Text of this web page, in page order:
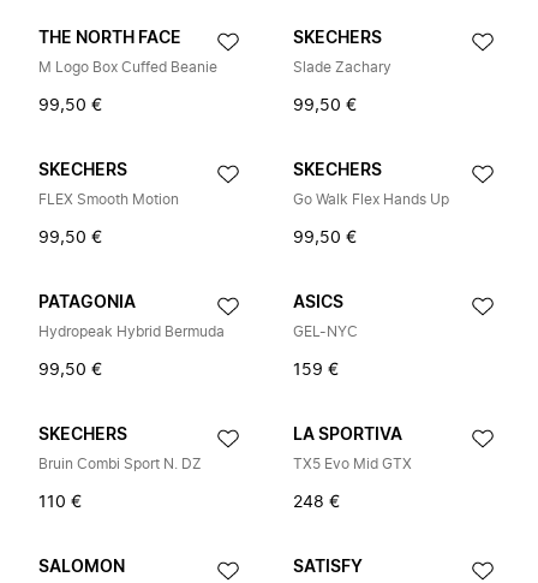
THE NORTH FACE
M Logo Box Cuffed Beanie
99,50 €
SKECHERS
Slade Zachary
99,50 €
SKECHERS
FLEX Smooth Motion
99,50 €
SKECHERS
Go Walk Flex Hands Up
99,50 €
PATAGONIA
Hydropeak Hybrid Bermuda
99,50 €
ASICS
GEL-NYC
159 €
SKECHERS
Bruin Combi Sport N. DZ
110 €
LA SPORTIVA
TX5 Evo Mid GTX
248 €
SALOMON SATISFY